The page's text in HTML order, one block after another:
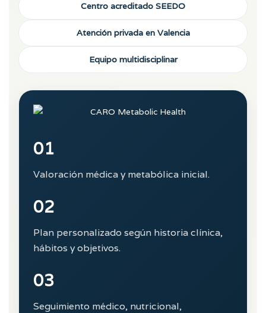
Centro acreditado SEEDO
Atención privada en Valencia
Equipo multidisciplinar
01
Valoración médica y metabólica inicial.
02
Plan personalizado según historia clínica,
hábitos y objetivos.
03
Seguimiento médico, nutricional,